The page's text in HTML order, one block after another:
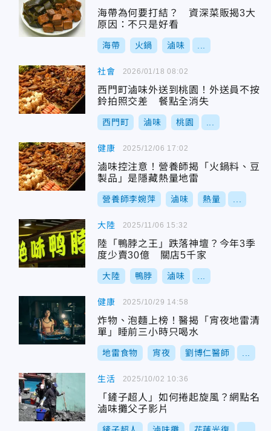
海帶為何要打結？ 資深菜販揭3大
原因：不只是好看
海帶 火鍋 滷味
社會
西門町滷味外送到桃園！外送員不按
鈴拍照交差 餐點全消失
西門町 滷味 桃園
2026/01/18 08:02
健康
滷味控注意！營養師揭「火鍋料、豆
製品」是隱藏熱量地雷
營養師李婉萍 滷味 熱量
2025/12/06 17:02
大陸
陸「鴨脖之王」跌落神壇？今年3季
度少賣30億 關店5千家
大陸 鴨脖 滷味
2025/11/06 15:32
健康
炸物、泡麵上榜！醫揭「宵夜地雷清
單」睡前三小時只喝水
地雷食物 宵夜 劉博仁醫師
2025/10/29 14:58
生活
「鏟子超人」如何捲起旋風？網點名
滷味攤父子影片
2025/10/02 10:36